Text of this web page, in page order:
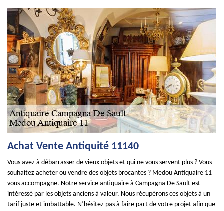
Achat Vente Antiquité 11140
Vous avez à débarrasser de vieux objets et qui ne vous servent plus ? Vous
souhaitez acheter ou vendre des objets brocantes ? Medou Antiquaire 11
vous accompagne. Notre service antiquaire à Campagna De Sault est
intéressé par les objets anciens à valeur. Nous récupérons ces objets à un
tarif juste et imbattable. N’hésitez pas à faire part de votre projet afin que